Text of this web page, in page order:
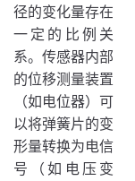
径的变化量存在
一定的比例关
系。传感器内部
的位移测量装置
（如电位器）可
以将弹簧片的变
形量转换为电信
号（如电压变